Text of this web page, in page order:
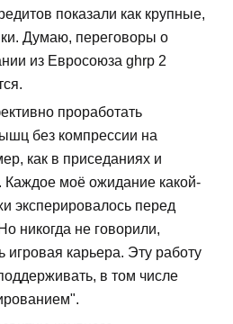
показали как крупные,
Думаю, переговоры о
из Евросоюза ghrp 2
проработать
без компрессии на
как в приседаниях и
Каждое моё ожидание какой-
эксперировалось перед
никогда не говорили,
игровая карьера. Эту работу
в том числе